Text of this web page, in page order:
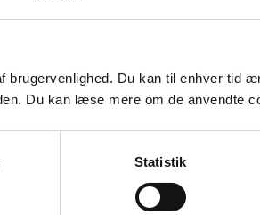
brugervenlighed. Du kan til enhver tid
Du kan læse mere om de anvendte
Statistik